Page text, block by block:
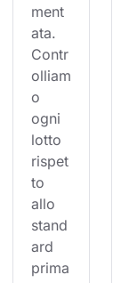
ment
ata.
Contr
olliam
o
ogni
lotto
rispet
to
allo
stand
ard
prima